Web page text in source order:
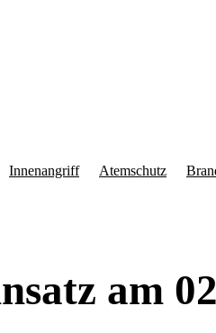
Innenangriff Atemschutz
am